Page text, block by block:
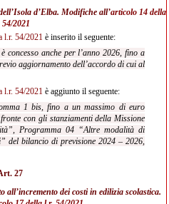
d’Elba. Modifiche all’articolo 14 della
2021
l.r. 54/2021 è inserito il seguente:
anche per l’anno 2026, fino a
aggiornamento dell’accordo di cui al
l.r. 54/2021 è aggiunto il seguente:
1 bis, fino a un massimo di euro
con gli stanziamenti della Missione
Programma 04 “Altre modalità di
del bilancio di previsione 2024 – 2026,
27
all’incremento dei costi in edilizia scolastica.